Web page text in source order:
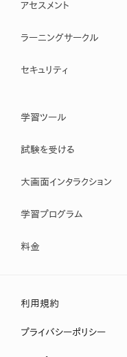
アセスメント
ラーニングサークル
セキュリティ
学習ツール
試験を受ける
大画面インタラクション
学習プログラム
料金
利用規約
プライバシーポリシー